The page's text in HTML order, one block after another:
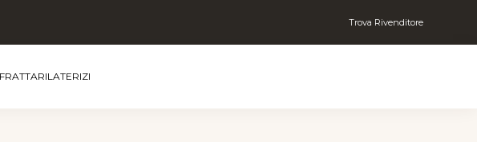
Trova Rivenditore
LATERIZI